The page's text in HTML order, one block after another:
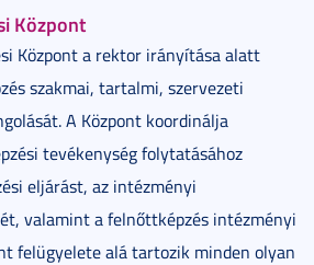
Központ
Központ a rektor irányítása alatt
szakmai, tartalmi, szervezeti
A Központ koordinálja
tevékenység folytatásához
eljárást, az intézményi
valamint a felnőttképzés intézményi
felügyelete alá tartozik minden olyan